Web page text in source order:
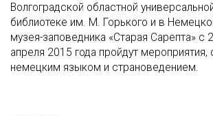
Волгоградской областной
библиотеке им. М. Горького и в
музея-заповедника «Старая Сарепта» с
апреля 2015 года пройдут мероприятия,
немецким языком и страноведением.